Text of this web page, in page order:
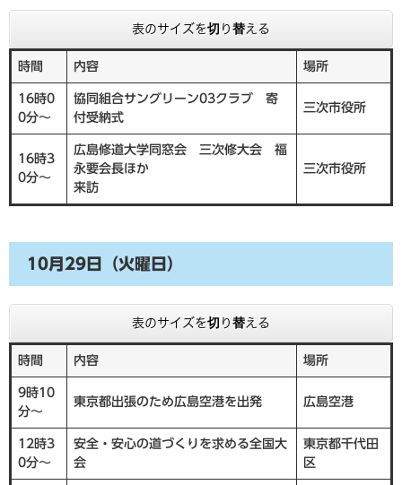
表のサイズを切り替える
時間 内容 場所
16時0
0分～
協同組合サングリーン03クラブ 寄
付受納式
三次市役所
16時3
0分～
広島修道大学同窓会 三次修大会 福
永要会長ほか
来訪
三次市役所
10月29日（火曜日）
表のサイズを切り替える
時間 内容 場所
9時10
分～
東京都出張のため広島空港を出発 広島空港
12時3
0分～
安全・安心の道づくりを求める全国大
会
東京都千代田
区